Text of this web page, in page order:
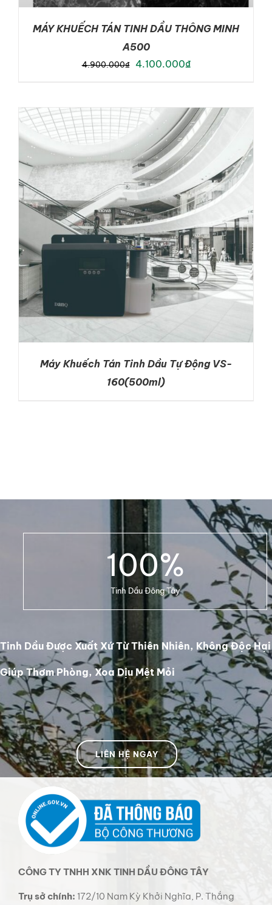
ADD TO CART DETAILS
MÁY KHUẾCH TÁN TINH DẦU THÔNG MINH
A500
4.900.000₫ Original
4.900.000₫.
4.100.000₫Current
4.100.000₫.
Máy Khuếch Tán Tinh Dầu Tự Động VS-
160(500ml)
100%
Tinh Dầu Đông Tây
Tinh Dầu Được Xuất Xứ Từ Thiên Nhiên, Không Độc Hại
Giúp Thơm Phòng, Xoa Dịu Mệt Mỏi
LIÊN HỆ NGAY
CÔNG TY TNHH XNK TINH DẦU ĐÔNG TÂY
Trụ sở chính: 172/10 Nam Kỳ Khởi Nghĩa, P. Thắng